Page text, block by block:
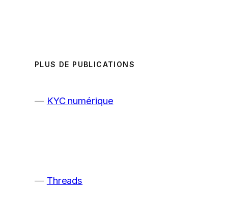
PLUS DE PUBLICATIONS
KYC numérique
Threads